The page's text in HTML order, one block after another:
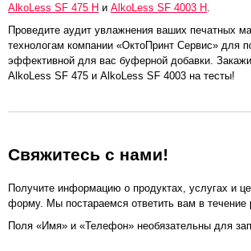
AlkoLess SF 475 H и AlkoLess SF 4003 H.
Проведите аудит увлажнения ваших печатных
технологам компании «ОктоПринт Сервис» для
эффективной для вас буферной добавки.
AlkoLess SF 475 и AlkoLess SF 4003 на тесты!
Свяжитесь с нами!
Получите информацию о продуктах, услугах и
форму. Мы постараемся ответить вам в течение
Поля «Имя» и «Телефон» необязательны для